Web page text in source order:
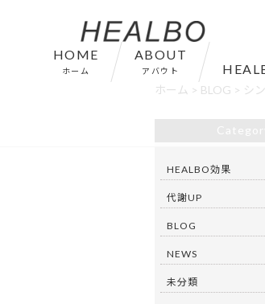
HOME
ホーム
ABOUT
アバウト
ホーム > BLOG > シ
HEALBO効果
代謝UP
BLOG
NEWS
未分類